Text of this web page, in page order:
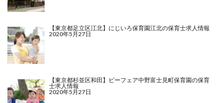
【東京都足立区江北】にじいろ保育園江北の保育士求人情報
2020年5月27日
【東京都杉並区和田】ビーフェア中野富士見町保育園の保育
士求人情報
2020年5月27日